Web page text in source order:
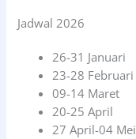
Jadwal 2026
26-31 Januari
23-28 Februari
09-14 Maret
20-25 April
27 April-04 Mei